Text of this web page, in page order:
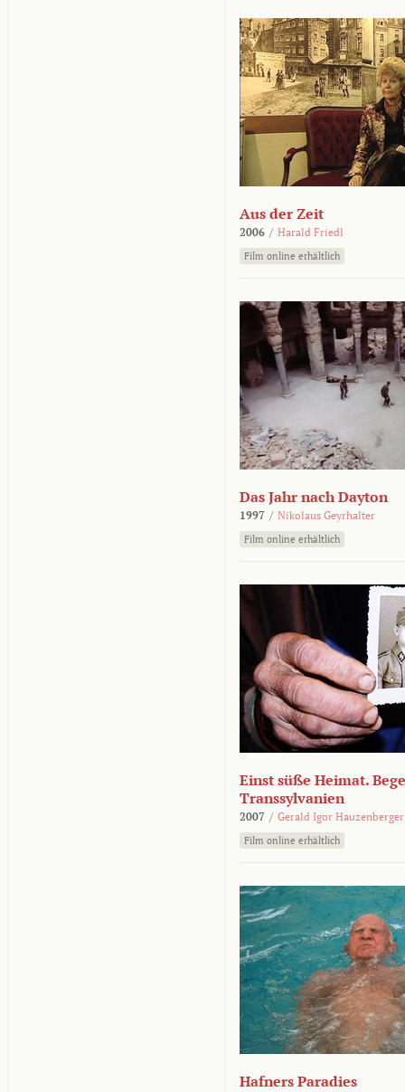
Aus der Zeit
2006 / Harald Friedl
Film online erhältlich
Das Jahr nach Dayton
1997 / Nikolaus Geyrhalter
Film online erhältlich
Einst süße Heimat.
Transsylvanien
2007 / Gerald Igor Hauzenberger
Film online erhältlich
Hafners Paradies